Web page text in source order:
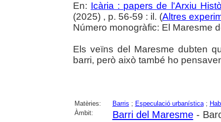
En: Icària : papers de l'Arxiu
(2025) , p. 56-59 : il. (Altres
Número monogràfic: El Maresme
Els veïns del Maresme dubten
barri, però això també ho
Matèries: Barris ; Especulació urbanística;
Àmbit:
Barri del Maresme-